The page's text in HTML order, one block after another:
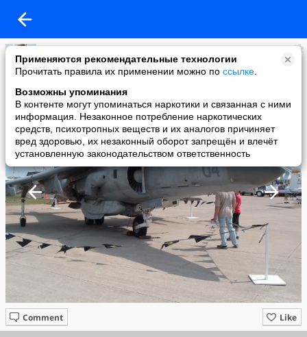
Применяются рекомендательные технологии
Прочитать правила их применении можно по ссылке
Возможны упоминания
В контенте могут упоминаться наркотики и связанная с ними
информация. Незаконное потребление наркотических
средств, психотропных веществ и их аналогов причиняет
вред здоровью, их незаконный оборот запрещён и влечёт
установленную законодательством ответственность
Зампотех
added a photo
01 Dec в 13:10
Like
Comment